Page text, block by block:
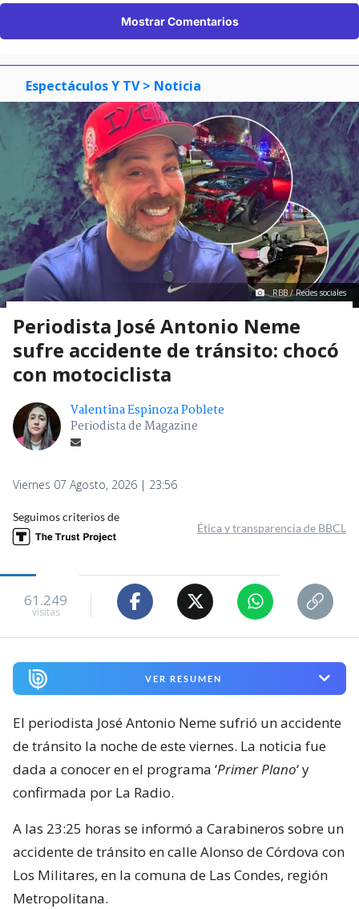
Mostrar Comentarios
Espectáculos Y TV > Noticia
RBB / Redes sociales
Periodista José Antonio Neme
sufre accidente de tránsito: chocó
con motociclista
Valentina Espinoza Poblete
Periodista de Magazine
Viernes 07 Agosto, 2026 | 23:56
Seguimos criterios de
Ética y transparencia de BBCL
61.249
visitas
VER RESUMEN
El periodista José Antonio Neme sufrió un accidente
de tránsito la noche de este viernes. La noticia fue
dada a conocer en el programa ‘Primer Plano‘ y
confirmada por La Radio.
A las 23:25 horas se informó a Carabineros sobre un
accidente de tránsito en calle Alonso de Córdova con
Los Militares, en la comuna de Las Condes, región
Metropolitana.